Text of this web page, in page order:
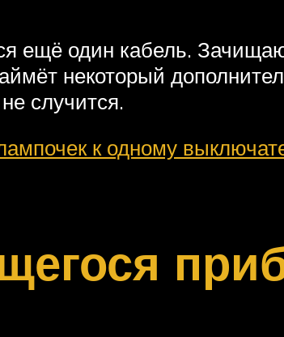
ещё один кабель.
некоторый
случится.
к одному